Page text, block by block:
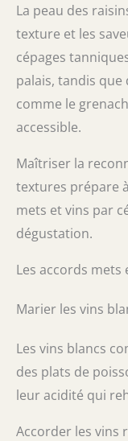
La peau des
texture et les
cépages
palais, tandis que
comme le
accessible.
Maîtriser la
textures prépare
mets et vins par
dégustation.
Les accords mets
Marier les vins
Les vins blancs
des plats de
leur acidité qui
Accorder les vins